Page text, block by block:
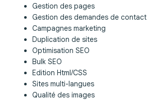
Gestion des pages
Gestion des demandes de contact
Campagnes marketing
Duplication de sites
Optimisation SEO
Bulk SEO
Edition Html/CSS
Sites multi-langues
Qualité des images